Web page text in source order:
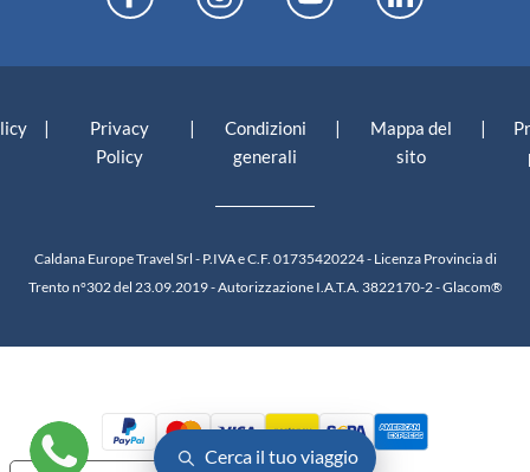
Cerca il tuo viaggio
|
Privacy
Policy
|
Condizioni
generali
|
Mappa del
sito
|
Caldana Europe Travel Srl - P.IVA e C.F. 01735420224 - Licenza Provincia di
Trento n°302 del 23.09.2019 - Autorizzazione I.A.T.A. 3822170-2 -Glacom®